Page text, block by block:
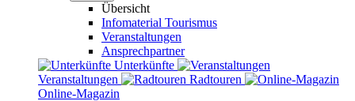
Übersicht
Infomaterial Tourismus
Veranstaltungen
Ansprechpartner
Unterkünfte
Veranstaltungen
Radtouren
Online-Magazin